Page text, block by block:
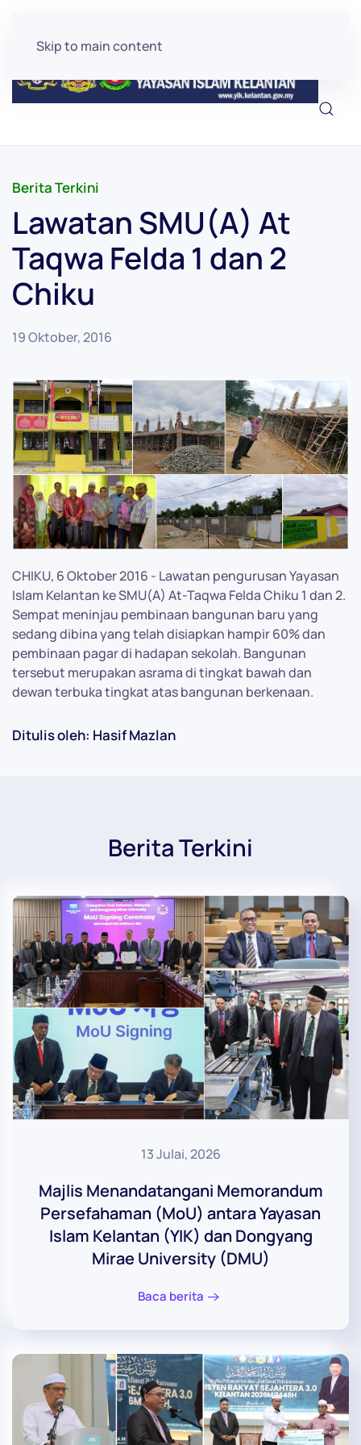
Skip to main content
Berita Terkini
Lawatan SMU(A) At
Taqwa Felda 1 dan 2
Chiku
19 Oktober, 2016
CHIKU, 6 Oktober 2016 - Lawatan pengurusan Yayasan
Islam Kelantan ke SMU(A) At-Taqwa Felda Chiku 1 dan 2.
Sempat meninjau pembinaan bangunan baru yang
sedang dibina yang telah disiapkan hampir 60% dan
pembinaan pagar di hadapan sekolah. Bangunan
tersebut merupakan asrama di tingkat bawah dan
dewan terbuka tingkat atas bangunan berkenaan.
Ditulis oleh: Hasif Mazlan
Berita Terkini
13 Julai, 2026
Majlis Menandatangani Memorandum
Persefahaman (MoU) antara Yayasan
Islam Kelantan (YIK) dan Dongyang
Mirae University (DMU)
Baca berita